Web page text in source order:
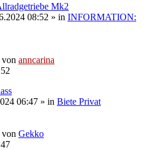
Mk2
08:52 » in INFORMATION:
von anncarina
06:47 » in Biete Privat
von Gekko